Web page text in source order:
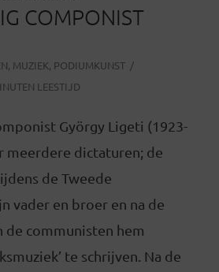
COMPONIST
, MUZIEK, PODIUMKUNST
LEESTIJD
György Ligeti (1923-
meerdere dictaturen; de
de Tweede
vader en broer en na de
communisten hem
te schrijven. Na de